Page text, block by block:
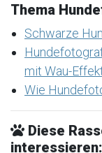
Thema
Schwarze
mit Wau-
Wie
Diese
interessieren: